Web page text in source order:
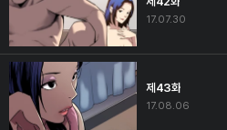
17.07.30
제43화
17.08.06